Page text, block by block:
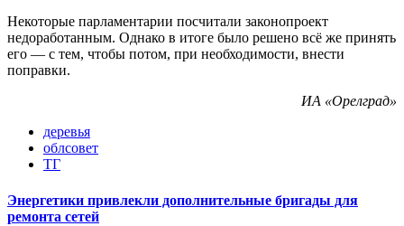
Некоторые парламентарии посчитали законопроект
недоработанным. Однако в итоге было решено всё же принять
его — с тем, чтобы потом, при необходимости, внести
поправки.
ИА «Орелград»
деревья
облсовет
ТГ
Энергетики привлекли дополнительные бригады для
ремонта сетей